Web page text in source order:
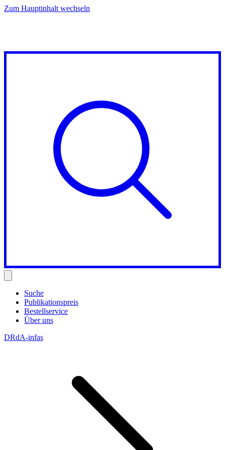
Zum Hauptinhalt wechseln
Suche
Publikationspreis
Bestellservice
Über uns
DRdA-infas